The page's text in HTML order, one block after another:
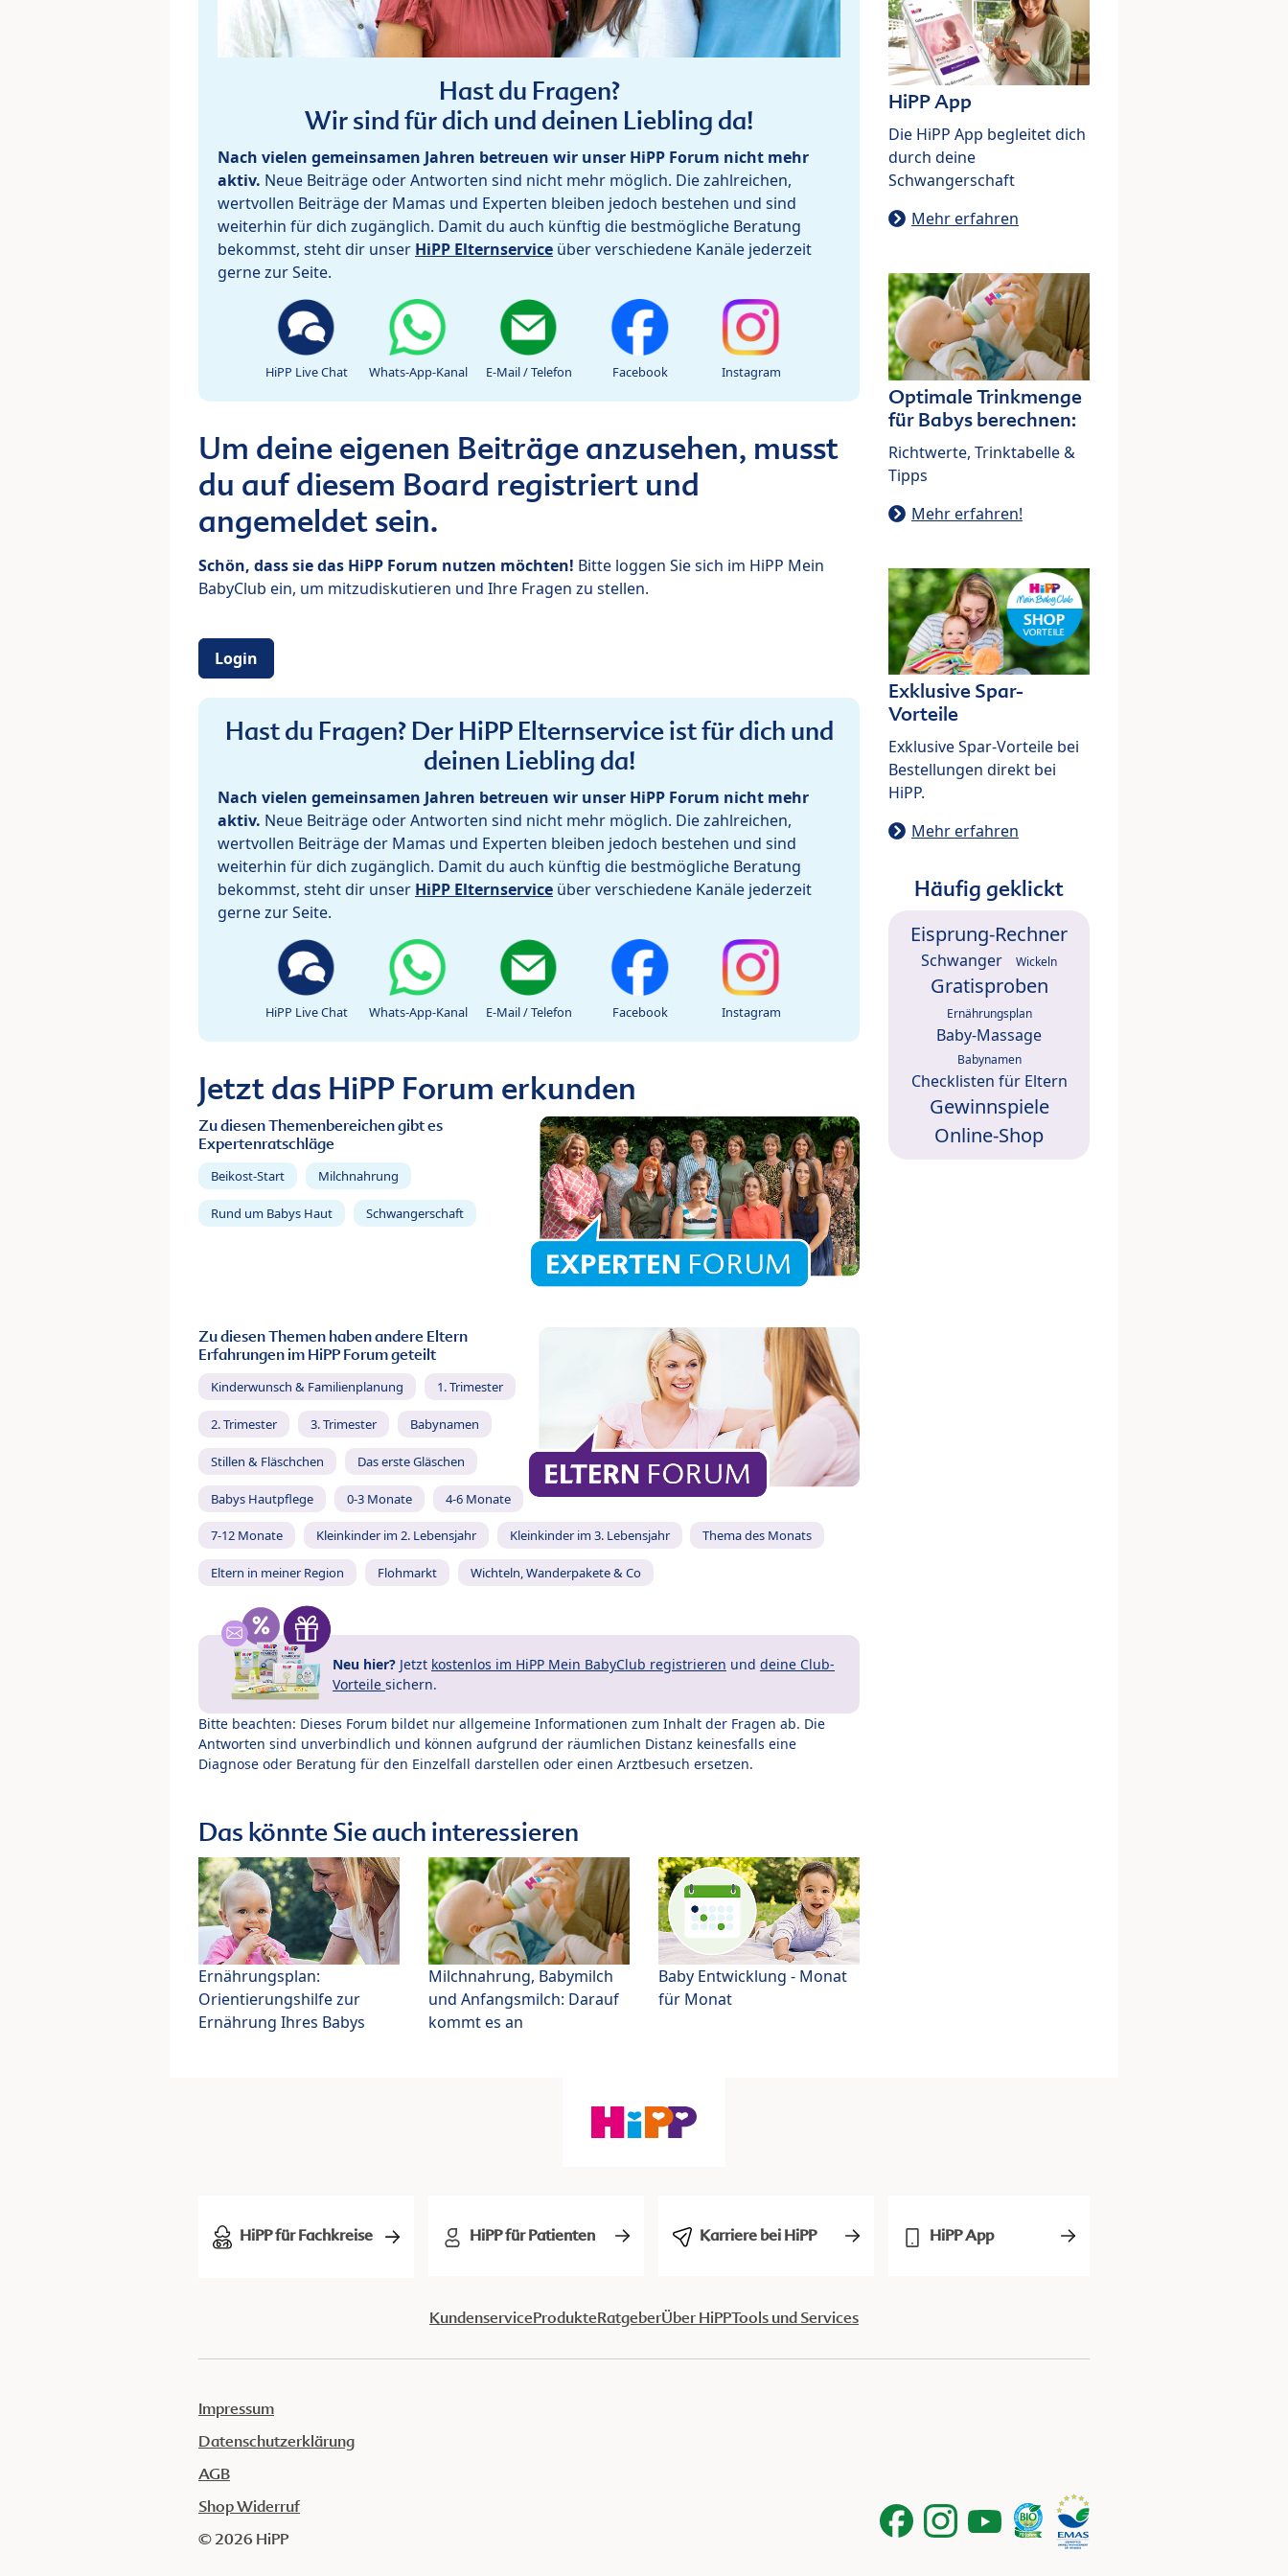
Hast du Fragen?
Wir sind für dich und deinen Liebling da!
Nach vielen gemeinsamen Jahren betreuen wir unser HiPP Forum nicht mehr
aktiv. Neue Beiträge oder Antworten sind nicht mehr möglich. Die zahlreichen,
wertvollen Beiträge der Mamas und Experten bleiben jedoch bestehen und sind
weiterhin für dich zugänglich. Damit du auch künftig die bestmögliche Beratung
bekommst, steht dir unser HiPP Elternservice über verschiedene Kanäle jederzeit
gerne zur Seite.
HiPP Live Chat Whats-App-Kanal E-Mail / Telefon Facebook Instagram
Um deine eigenen Beiträge anzusehen, musst
du auf diesem Board registriert und
angemeldet sein.
Schön, dass sie das HiPP Forum nutzen möchten! Bitte loggen Sie sich im HiPP Mein
BabyClub ein, um mitzudiskutieren und Ihre Fragen zu stellen.
Login
Hast du Fragen? Der HiPP Elternservice ist für dich und
deinen Liebling da!
Nach vielen gemeinsamen Jahren betreuen wir unser HiPP Forum nicht mehr
aktiv. Neue Beiträge oder Antworten sind nicht mehr möglich. Die zahlreichen,
wertvollen Beiträge der Mamas und Experten bleiben jedoch bestehen und sind
weiterhin für dich zugänglich. Damit du auch künftig die bestmögliche Beratung
bekommst, steht dir unser HiPP Elternservice über verschiedene Kanäle jederzeit
gerne zur Seite.
HiPP Live Chat Whats-App-Kanal E-Mail / Telefon Facebook Instagram
Jetzt das HiPP Forum erkunden
Zu diesen Themenbereichen gibt es
Expertenratschläge
Beikost-Start Milchnahrung
Rund um Babys Haut Schwangerschaft
Zu diesen Themen haben andere Eltern
Erfahrungen im HiPP Forum geteilt
Kinderwunsch & Familienplanung 1. Trimester
2. Trimester 3. Trimester Babynamen
Stillen & Fläschchen Das erste Gläschen
Babys Hautpflege 0-3 Monate 4-6 Monate
7-12 Monate Kleinkinder im 2. Lebensjahr Kleinkinder im 3. Lebensjahr Thema des Monats
Eltern in meiner Region Flohmarkt Wichteln, Wanderpakete & Co
Neu hier? Jetzt kostenlos im HiPP Mein BabyClub registrieren und deine Club-
Vorteile sichern.
Bitte beachten: Dieses Forum bildet nur allgemeine Informationen zum Inhalt der Fragen ab. Die
Antworten sind unverbindlich und können aufgrund der räumlichen Distanz keinesfalls eine
Diagnose oder Beratung für den Einzelfall darstellen oder einen Arztbesuch ersetzen.
Das könnte Sie auch interessieren
Ernährungsplan:
Orientierungshilfe zur
Ernährung Ihres Babys
Milchnahrung, Babymilch
und Anfangsmilch: Darauf
kommt es an
Baby Entwicklung - Monat
für Monat
HiPP App
Die HiPP App begleitet dich
durch deine
Schwangerschaft
Mehr erfahren
Optimale Trinkmenge
für Babys berechnen:
Richtwerte, Trinktabelle &
Tipps
Mehr erfahren!
Exklusive Spar-
Vorteile
Exklusive Spar-Vorteile bei
Bestellungen direkt bei
HiPP.
Mehr erfahren
Häufig geklickt
Eisprung-Rechner
Schwanger Wickeln
Gratisproben
Ernährungsplan
Baby-Massage
Babynamen
Checklisten für Eltern
Gewinnspiele
Online-Shop
HiPP für Fachkreise HiPP für Patienten Karriere bei HiPP HiPP App
KundenserviceProdukteRatgeberÜber HiPPTools und Services
Impressum
Datenschutzerklärung
AGB
Shop Widerruf
© 2026 HiPP